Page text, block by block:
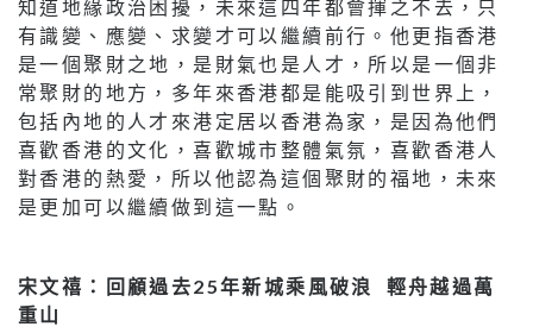
知道地緣政治困擾，未來這四年都會揮之不去，只
有識變、應變、求變才可以繼續前行。他更指香港
是一個聚財之地，是財氣也是人才，所以是一個非
常聚財的地方，多年來香港都是能吸引到世界上，
包括內地的人才來港定居以香港為家，是因為他們
喜歡香港的文化，喜歡城市整體氣氛，喜歡香港人
對香港的熱愛，所以他認為這個聚財的福地，未來
是更加可以繼續做到這一點。
宋文禧：回顧過去25年新城乘風破浪 輕舟越過萬
重山